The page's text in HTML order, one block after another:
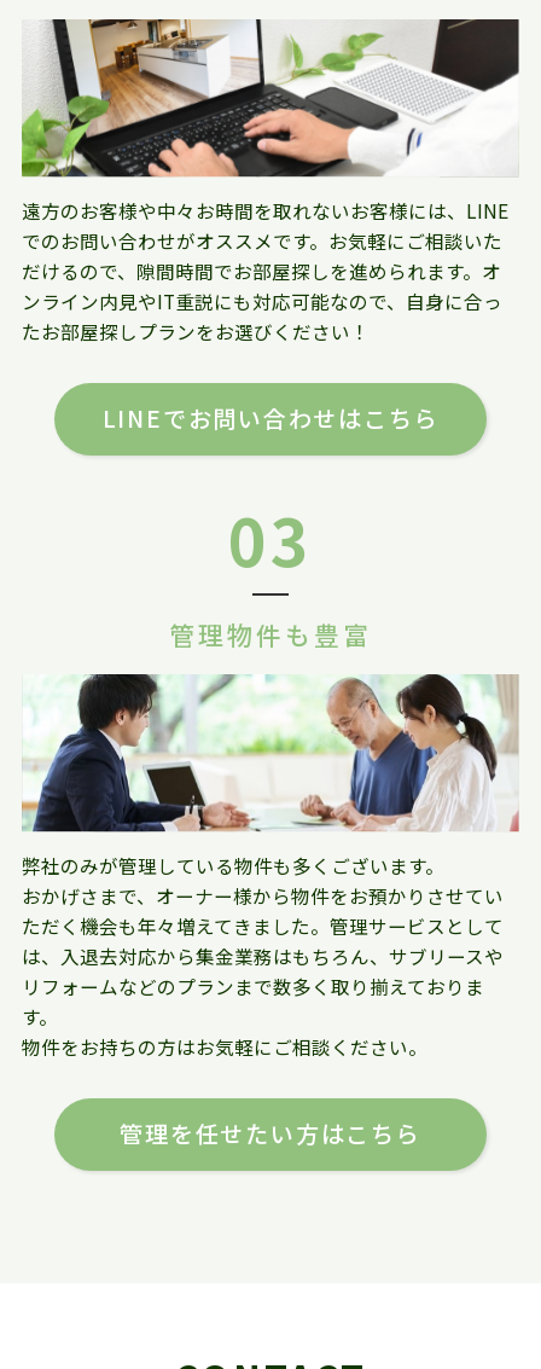
遠方のお客様や中々お時間を取れないお客様には、LINE
でのお問い合わせがオススメです。お気軽にご相談いた
だけるので、隙間時間でお部屋探しを進められます。オ
ンライン内見やIT重説にも対応可能なので、自身に合っ
たお部屋探しプランをお選びください！
LINEでお問い合わせはこちら
03
管理物件も豊富
弊社のみが管理している物件も多くございます。
おかげさまで、オーナー様から物件をお預かりさせてい
ただく機会も年々増えてきました。管理サービスとして
は、入退去対応から集金業務はもちろん、サブリースや
リフォームなどのプランまで数多く取り揃えておりま
す。
物件をお持ちの方はお気軽にご相談ください。
管理を任せたい方はこちら